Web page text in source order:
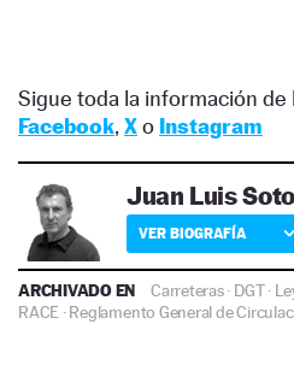
Sigue toda la información de
Facebook, Xo Instagram
Juan Luis Soto
VER BIOGRAFÍA
ARCHIVADO EN Carreteras· DGT·
RACE ·Reglamento General de